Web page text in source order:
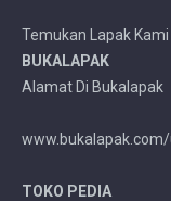
Temukan Lapak Kami
BUKALAPAK
Alamat Di Bukalapak
TOKO PEDIA